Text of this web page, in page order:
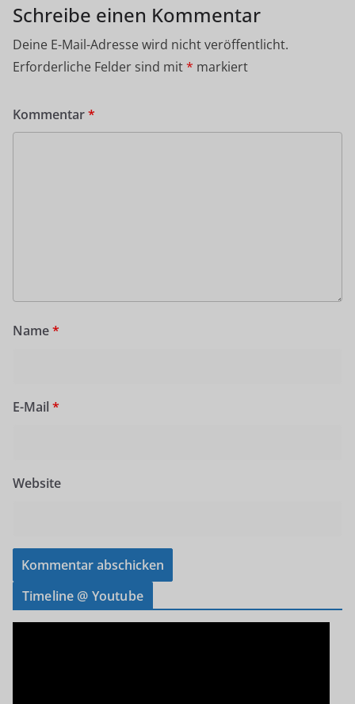
Schreibe einen Kommentar
Deine E-Mail-Adresse wird nicht veröffentlicht.
Erforderliche Felder sind mit* markiert
Kommentar*
Name*
E-Mail *
Website
Timeline @ Youtube